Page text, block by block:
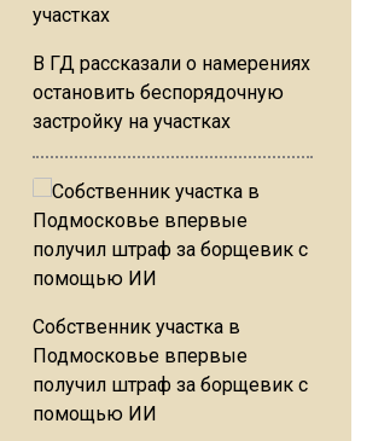
В ГД рассказали о намерениях
остановить беспорядочную
застройку на участках
Собственник участка в
Подмосковье впервые
получил штраф за борщевик с
помощью ИИ